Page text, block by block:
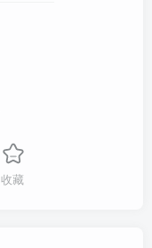
收藏